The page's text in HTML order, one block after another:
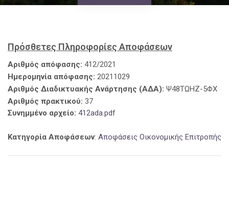
Πρόσθετες Πληροφορίες Αποφάσεων
Αριθμός απόφασης: 412/2021
Ημερομηνία απόφασης: 20211029
Αριθμός Διαδικτυακής Ανάρτησης (ΑΔΑ): Ψ48ΤΩΗΖ-5ΦΧ
Αριθμός πρακτικού: 37
Συνημμένο αρχείο: 412ada.pdf
Κατηγορία Αποφάσεων: Αποφάσεις Οικονομικής Επιτροπής